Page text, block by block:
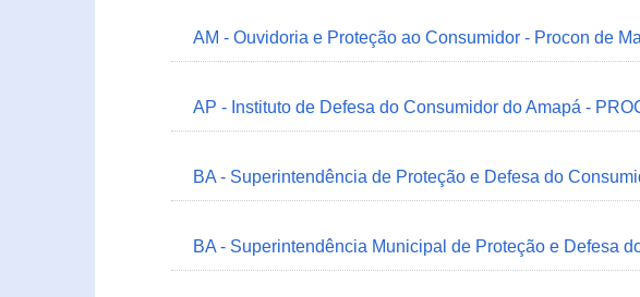
AM - Ouvidoria e Proteção ao Consumidor - Procon de
AP - Instituto de Defesa do Consumidor do Amapá -
BA - Superintendência de Proteção e Defesa do
BA - Superintendência Municipal de Proteção e Defesa